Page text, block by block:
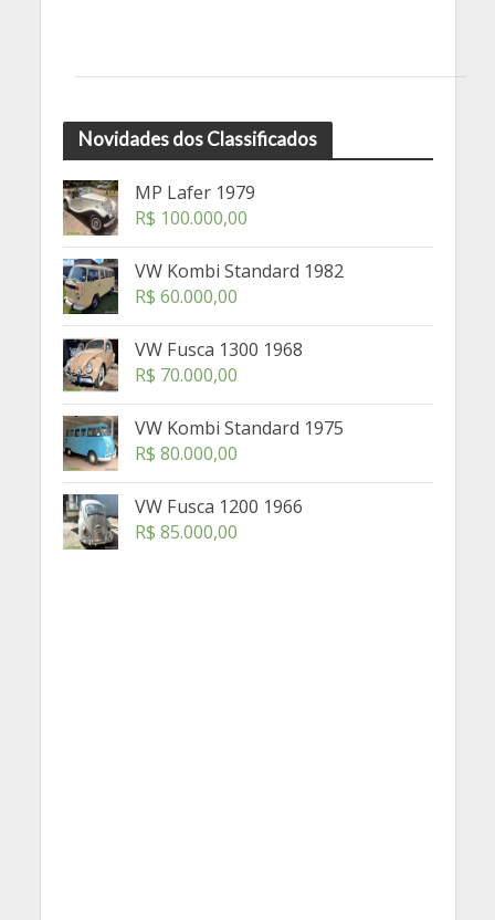
Novidades dos Classificados
MP Lafer 1979
R$ 100.000,00
VW Kombi Standard 1982
R$ 60.000,00
VW Fusca 1300 1968
R$ 70.000,00
VW Kombi Standard 1975
R$ 80.000,00
VW Fusca 1200 1966
R$ 85.000,00